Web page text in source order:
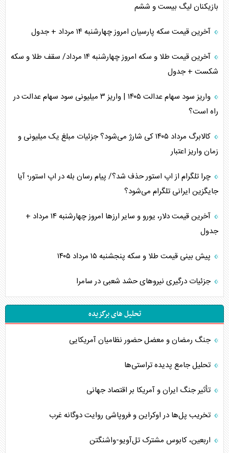
بازیکنان لیگ بیست و ششم
آخرین قیمت سکه پارسیان امروز چهارشنبه ۱۴ مرداد + جدول
آخرین قیمت طلا و سکه امروز چهارشنبه ۱۴ مرداد/ سقف طلا و سکه
شکست + جدول
واریز سود سهام عدالت ۱۴۰۵ | واریز ۳ میلیونی سود سهام عدالت در
راه است؟
کالابرگ مرداد ۱۴۰۵ کی شارژ می‌شود؟ جزئیات مبلغ یک میلیونی و
زمان واریز اعتبار
چرا تلگرام از اپ استور حذف شد؟/ پیام رسان بله در اپ استور؛ آیا
جایگزین ایرانی تلگرام می‌شود؟
آخرین قیمت دلار، یورو و سایر ارز‌ها امروز چهارشنبه ۱۴ مرداد +
جدول
پیش بینی قیمت طلا و سکه پنجشنبه ۱۵ مرداد ۱۴۰۵
جزئیات درگیری نیرو‌های حشد شعبی در سامرا
تحلیل های برگزیده
جنگ رمضان و معضل حضور نظامیان آمریکایی
تحلیل جامع پدیده تراستی‌ها
تأثیر جنگ ایران و آمریکا بر اقتصاد جهانی
تخریب پل‌ها در اوکراین و فروپاشی روایت دوگانه غرب
اربعین، کابوس مشترک تل‌آویو-واشنگتن